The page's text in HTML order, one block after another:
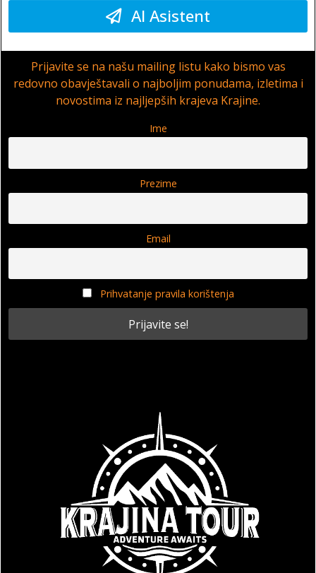
AI Asistent
Prijavite se na našu mailing listu kako bismo vas
redovno obavještavali o najboljim ponudama, izletima i
novostima iz najljepših krajeva Krajine.
Ime
Prezime
Email
Prihvatanje pravila korištenja